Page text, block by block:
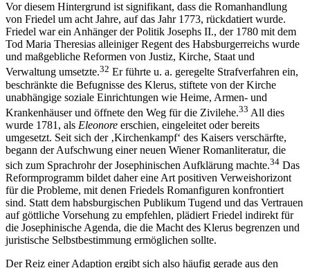
Vor diesem Hintergrund ist signifikant, dass die Romanhandlung
von Friedel um acht Jahre, auf das Jahr 1773, rückdatiert wurde.
Friedel war ein Anhänger der Politik Josephs II., der 1780 mit dem
Tod Maria Theresias alleiniger Regent des Habsburgerreichs wurde
und maßgebliche Reformen von Justiz, Kirche, Staat und
Verwaltung umsetzte.32 Er führte u. a. geregelte Strafverfahren ein,
beschränkte die Befugnisse des Klerus, stiftete von der Kirche
unabhängige soziale Einrichtungen wie Heime, Armen- und
Krankenhäuser und öffnete den Weg für die Zivilehe.33 All dies
wurde 1781, als Eleonore erschien, eingeleitet oder bereits
umgesetzt. Seit sich der ‚Kirchenkampf‘ des Kaisers verschärfte,
begann der Aufschwung einer neuen Wiener Romanliteratur, die
sich zum Sprachrohr der Josephinischen Aufklärung machte.34 Das
Reformprogramm bildet daher eine Art positiven Verweishorizont
für die Probleme, mit denen Friedels Romanfiguren konfrontiert
sind. Statt dem habsburgischen Publikum Tugend und das Vertrauen
auf göttliche Vorsehung zu empfehlen, plädiert Friedel indirekt für
die Josephinische Agenda, die die Macht des Klerus begrenzen und
juristische Selbstbestimmung ermöglichen sollte.
Der Reiz einer Adaption ergibt sich also häufig gerade aus den